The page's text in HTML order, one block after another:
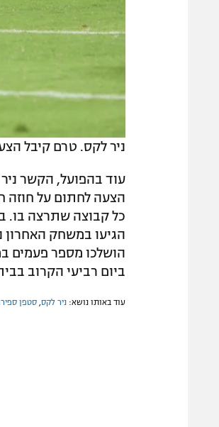
ניר לקס. טרם קיבל
עוד בהפועל, הקשר
הצעה לחתום על חוזה
הגיעו במשחק האחרון
הושלכו מספר פעמים
ביום רביעי הקרוב
עוד באותו נושא: ניר לקס סטפן